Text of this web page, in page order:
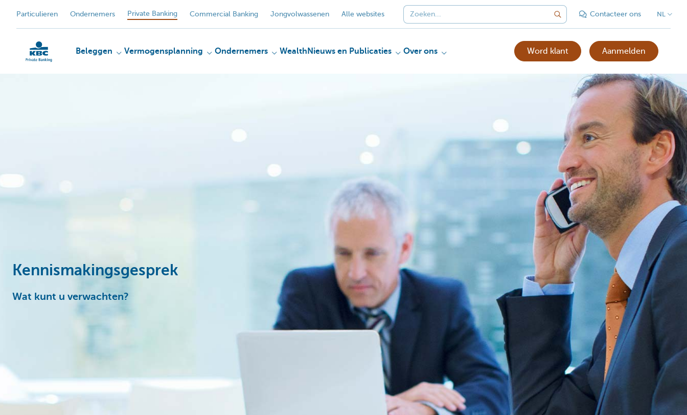
Particulieren Ondernemers Private Banking Commercial Banking Jongvolwassenen Alle websites Contacteer ons NL
Beleggen Vermogensplanning Ondernemers Wealth Nieuws en Publicaties Over ons Word klant Aanmelden
Kennismakingsgesprek
Wat kunt u verwachten?